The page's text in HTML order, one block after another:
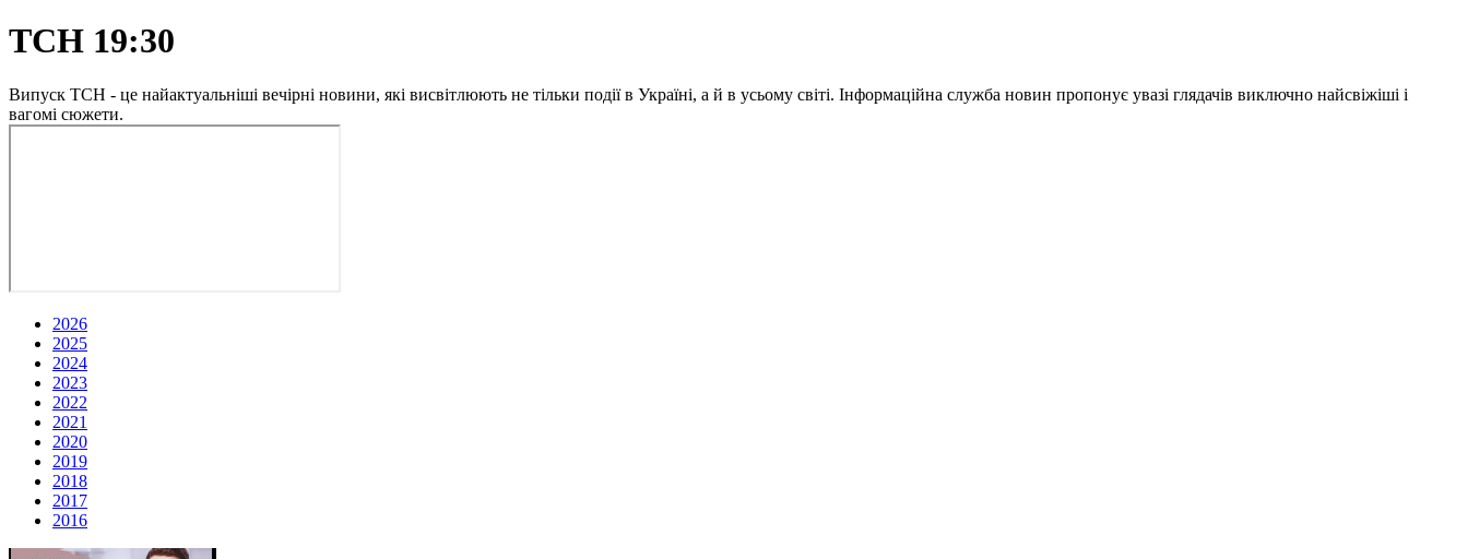
ТСН 19:30
Випуск ТСН - це найактуальніші вечірні новини, які висвітлюють не тільки події в Україні, а й в усьому світі. Інформаційна служба новин пропонує увазі глядачів виключно найсвіжіші і
вагомі сюжети.
2026
2025
2024
2023
2022
2021
2020
2019
2018
2017
2016